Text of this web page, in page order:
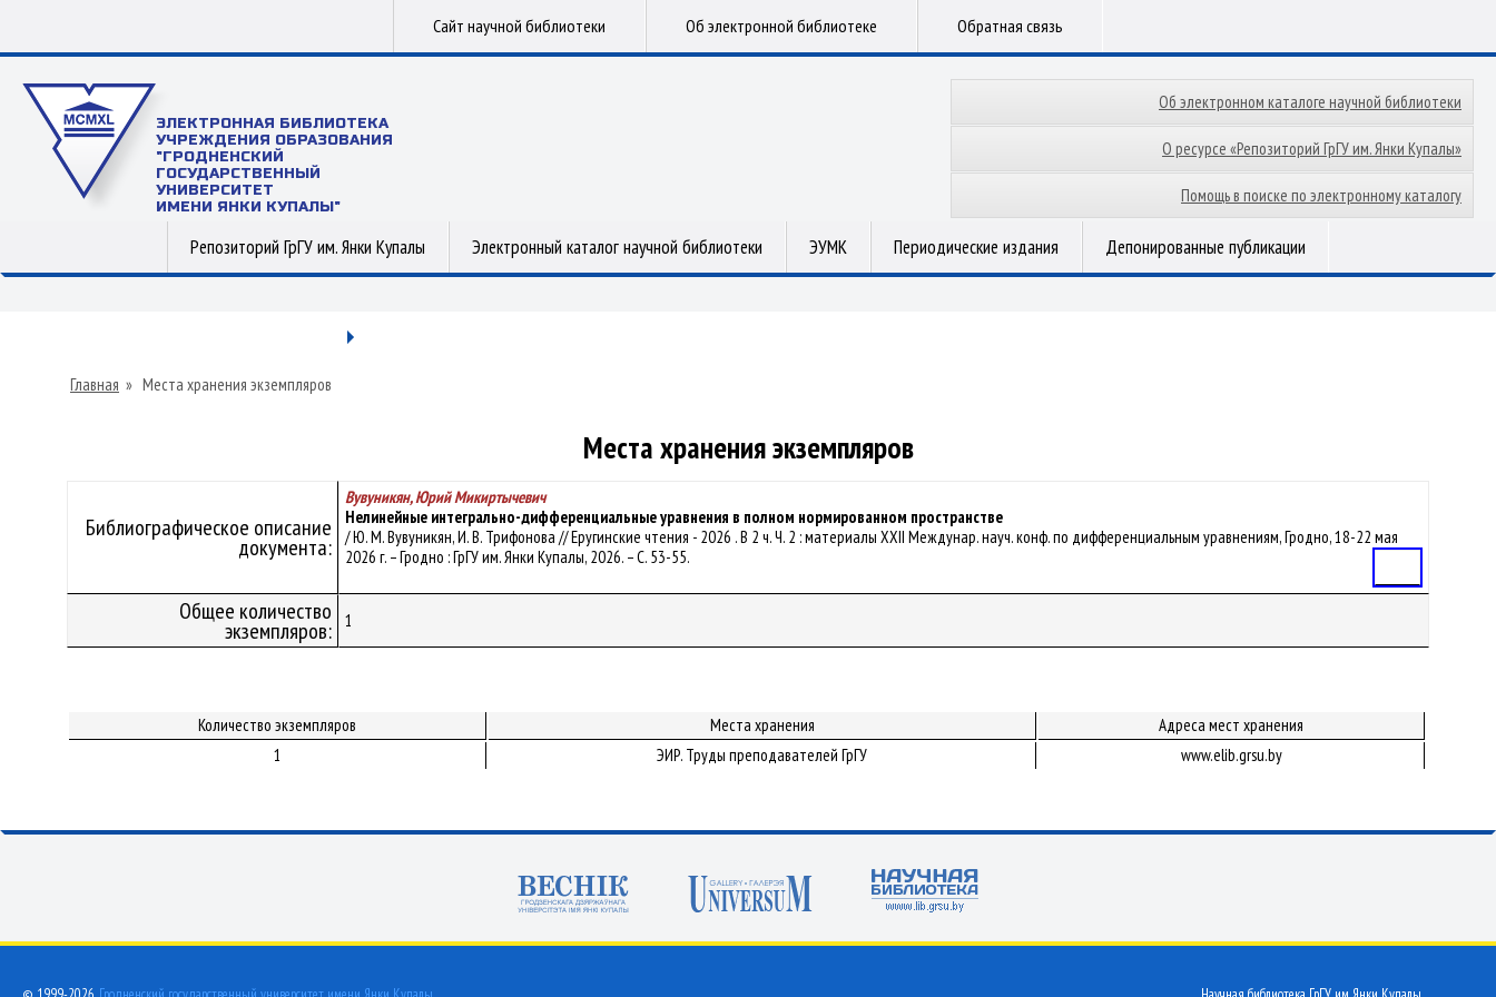
Сайт научной библиотеки Об электронной библиотеке Обратная связь
ЭЛЕКТРОННАЯ БИБЛИОТЕКА
УЧРЕЖДЕНИЯ ОБРАЗОВАНИЯ
"ГРОДНЕНСКИЙ
ГОСУДАРСТВЕННЫЙ
УНИВЕРСИТЕТ
ИМЕНИ ЯНКИ КУПАЛЫ"
Об электронном каталоге научной библиотеки
О ресурсе «Репозиторий ГрГУ им. Янки Купалы»
Помощь в поиске по электронному каталогу
Репозиторий ГрГУ им. Янки Купалы Электронный каталог научной библиотеки ЭУМК Периодические издания Депонированные публикации
Главная » Места хранения экземпляров
Места хранения экземпляров
Библиографическое описание
документа:
Вувуникян, Юрий Микиртычевич
Нелинейные интегрально-дифференциальные уравнения в полном нормированном пространстве
/ Ю. М. Вувуникян, И. В. Трифонова // Еругинские чтения - 2026 . В 2 ч. Ч. 2 : материалы XXII Междунар. науч. конф. по дифференциальным уравнениям, Гродно, 18-22 мая
2026 г. – Гродно : ГрГУ им. Янки Купалы, 2026. – С. 53-55.
Общее количество
экземпляров: 1
Количество экземпляров Места хранения
Адреса мест хранения
1
ЭИР. Труды преподавателей ГрГУ www.elib.grsu.by